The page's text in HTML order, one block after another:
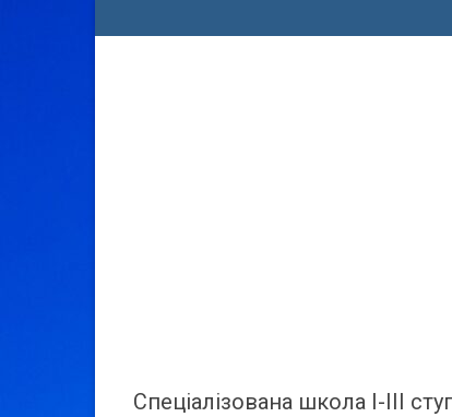
Спеціалізована школа І-ІІІ